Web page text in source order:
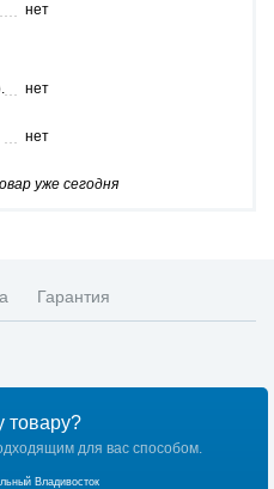
нет
нет
нет
уже сегодня
Гарантия
товару?
для вас способом.
Владивосток